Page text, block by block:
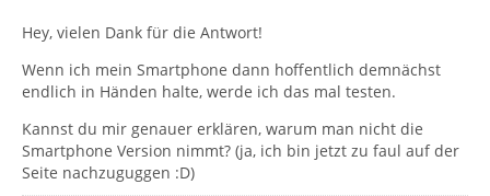
Hey, vielen Dank für die Antwort!
Wenn ich mein Smartphone dann hoffentlich demnächst
endlich in Händen halte, werde ich das mal testen.
Kannst du mir genauer erklären, warum man nicht die
Smartphone Version nimmt? (ja, ich bin jetzt zu faul auf der
Seite nachzuguggen :D)